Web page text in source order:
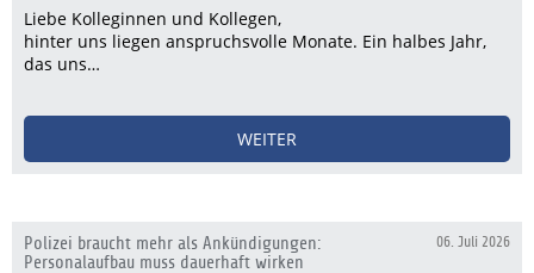
Liebe Kolleginnen und Kollegen,
hinter uns liegen anspruchsvolle Monate. Ein halbes Jahr,
das uns…
WEITER
06. Juli 2026
Polizei braucht mehr als Ankündigungen:
Personalaufbau muss dauerhaft wirken